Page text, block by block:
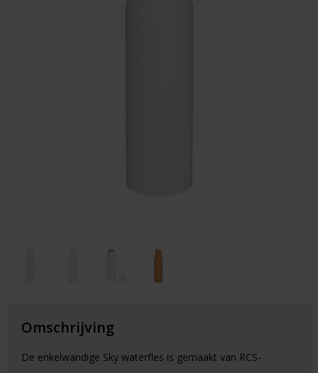
Omschrijving
De enkelwandige Sky waterfles is gemaakt van RCS-